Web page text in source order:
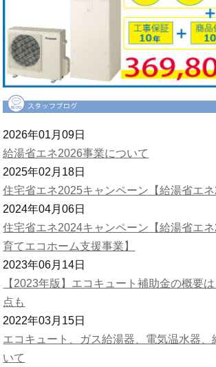
2026年01月09日
給湯省エネ2026事業について
2025年02月18日
住宅省エネ2025キャンペーン【給湯省エネ
2024年04月06日
住宅省エネ2024キャンペーン【給湯省エ
育てエコホーム支援事業】
2023年06月14日
【2023年版】エコキュート補助金の概要
点も
2022年03月15日
エコキュート、ガス給湯器、電気温水器、
いて